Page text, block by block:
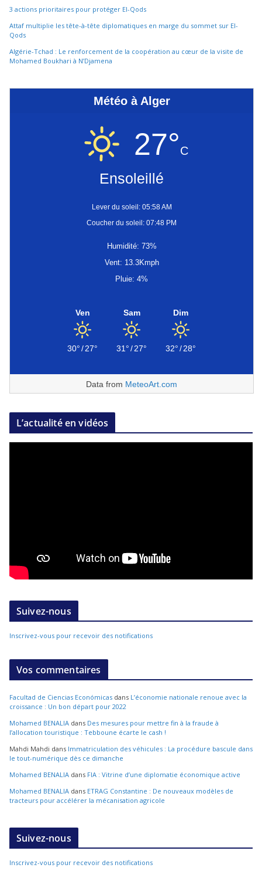
3 actions prioritaires pour protéger El-Qods
Attaf multiplie les tête-à-tête diplomatiques en marge du sommet sur El-
Qods
Algérie-Tchad : Le renforcement de la coopération au cœur de la visite de
Mohamed Boukhari à N’Djamena
Météo à Alger
27°C
Ensoleillé
Lever du soleil: 05:58 AM
Coucher du soleil: 07:48 PM
Humidité: 73%
Vent: 13.3Kmph
Pluie: 4%
Ven
30°/27°
Sam
31°/27°
Dim
32°/28°
Data from MeteoArt.com
L’actualité en vidéos
Suivez-nous
Inscrivez-vous pour recevoir des notifications
Vos commentaires
Facultad de Ciencias Económicas dans L’économie nationale renoue avec la
croissance : Un bon départ pour 2022
Mohamed BENALIA dans Des mesures pour mettre fin à la fraude à
l’allocation touristique : Tebboune écarte le cash !
Mahdi Mahdi dans Immatriculation des véhicules : La procédure bascule dans
le tout-numérique dès ce dimanche
Mohamed BENALIA dans FIA : Vitrine d’une diplomatie économique active
Mohamed BENALIA dans ETRAG Constantine : De nouveaux modèles de
tracteurs pour accélérer la mécanisation agricole
Suivez-nous
Inscrivez-vous pour recevoir des notifications